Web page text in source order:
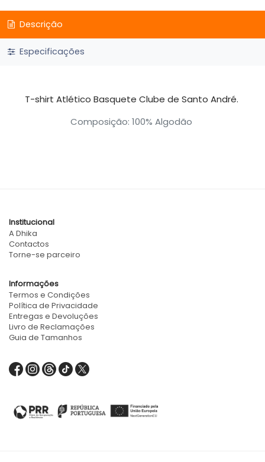
Descrição
Especificações
T-shirt Atlético Basquete Clube de Santo André.
Composição: 100% Algodão
Institucional
A Dhika
Contactos
Torne-se parceiro
Informações
Termos e Condições
Política de Privacidade
Entregas e Devoluções
Livro de Reclamações
Guia de Tamanhos